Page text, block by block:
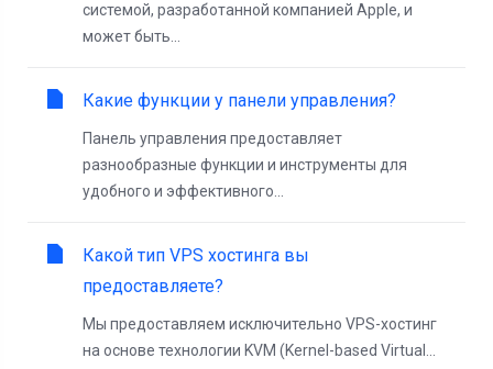
системой, разработанной компанией Apple, и
может быть...
Какие функции у панели управления?
Панель управления предоставляет
разнообразные функции и инструменты для
удобного и эффективного...
Какой тип VPS хостинга вы
предоставляете?
Мы предоставляем исключительно VPS-хостинг
на основе технологии KVM (Kernel-based Virtual...